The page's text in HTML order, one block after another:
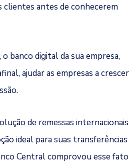
clientes antes de conhecerem
, o banco digital da sua empresa,
ajudar as empresas a crescer
de remessas internacionais
ideal para suas transferências
Central comprovou esse fato